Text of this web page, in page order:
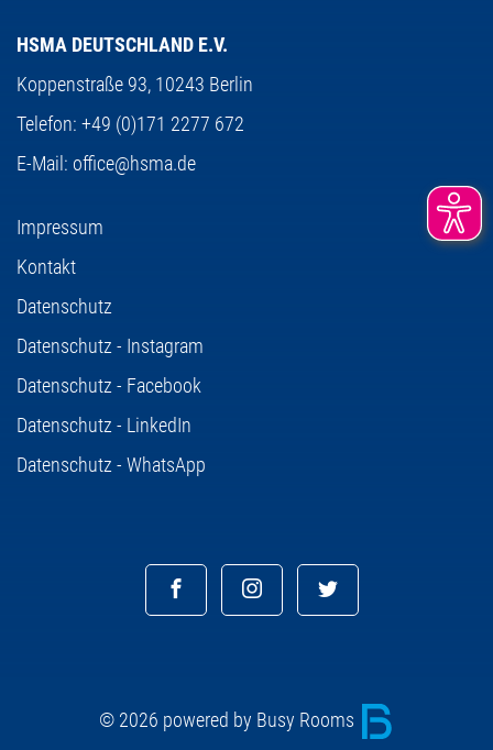
HSMA DEUTSCHLAND E.V.
Koppenstraße 93, 10243 Berlin
Telefon: +49 (0)171 2277 672
E-Mail: office@hsma.de
Impressum
Kontakt
Datenschutz
Datenschutz - Instagram
Datenschutz - Facebook
Datenschutz - LinkedIn
Datenschutz - WhatsApp
© 2026 powered by Busy Rooms